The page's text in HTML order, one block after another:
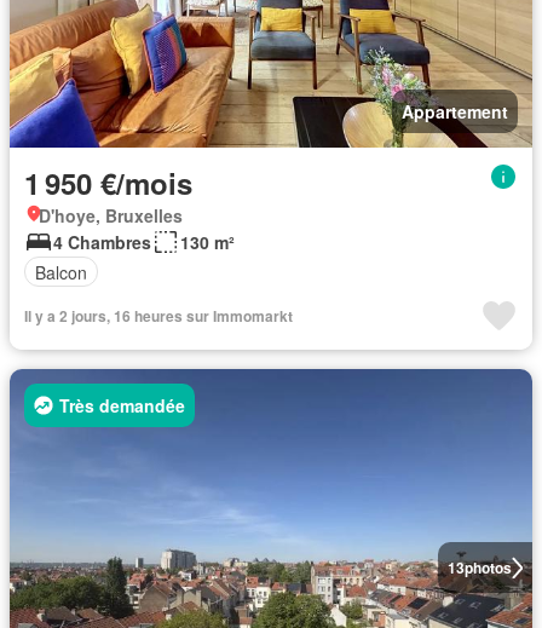
Appartement
1 950 €/mois
D'hoye, Bruxelles
4 Chambres
130 m²
Balcon
Il y a 2 jours, 16 heures sur Immomarkt
13photos
Très demandée